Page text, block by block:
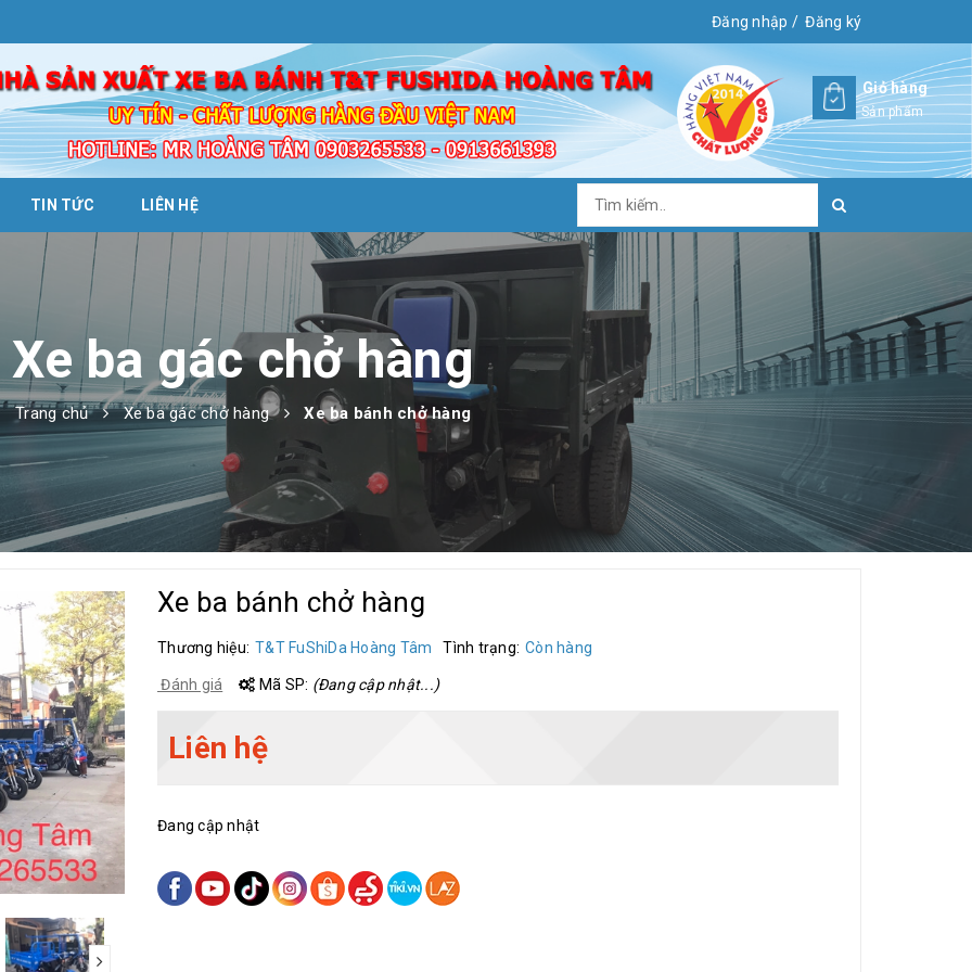
Đăng nhập /Đăng ký
Giỏ hàng
Sản phẩm
TIN TỨC LIÊN HỆ
Xe ba gác chở hàng
Trang chủ Xe ba gác chở hàng Xe ba bánh chở hàng
Xe ba bánh chở hàng
Thương hiệu: T&T FuShiDa Hoàng Tâm Tình trạng: Còn hàng
Đánh giá Mã SP: (Đang cập nhật...)
Liên hệ
Đang cập nhật